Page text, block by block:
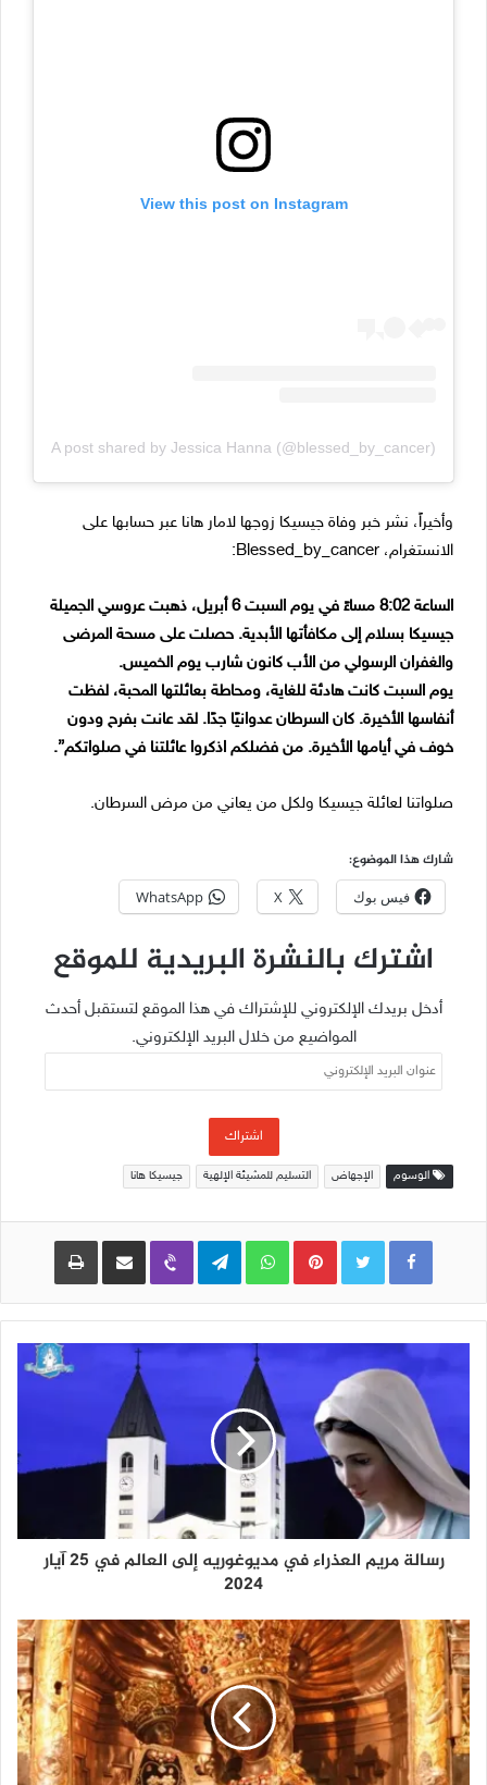
View this post on Instagram
A post shared by Jessica Hanna (@blessed_by_cancer)
وأخيراً، نشر خبر وفاة جيسيكا زوجها لامار هانا عبر حسابها على
الانستغرام، Blessed_by_cancer:
الساعة 8:02 مساءً في يوم السبت 6 أبريل، ذهبت عروسي الجميلة
جيسيكا بسلام إلى مكافأتها الأبدية. حصلت على مسحة المرضى
والغفران الرسولي من الأب كانون شارب يوم الخميس.
يوم السبت كانت هادئة للغاية، ومحاطة بعائلتها المحبة، لفظت
أنفاسها الأخيرة. كان السرطان عدوانيًا جدًا. لقد عانت بفرح ودون
خوف في أيامها الأخيرة. من فضلكم اذكروا عائلتنا في صلواتكم”.
صلواتنا لعائلة جيسيكا ولكل من يعاني من مرض السرطان.
شارك هذا الموضوع:
فيس بوك X
WhatsApp
اشترك بالنشرة البريدية للموقع
أدخل بريدك الإلكتروني للإشتراك في هذا الموقع لتستقبل أحدث
المواضيع من خلال البريد الإلكتروني.
عنوان
البريد
اشتراك
الوسوم الإجهاض التسليم للمشيئة الإلهية جيسيكا هانا
Pinterest
WhatsApp
Telegram
Viber مشاركة عبر البريد طباعة
رسالة مريم العذراء في مديوغوريه إلى العالم في 25 آيار
2024